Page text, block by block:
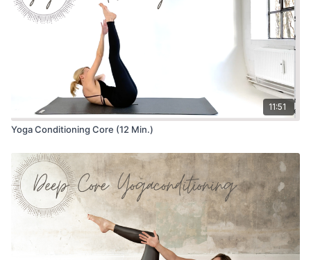
11:51
Yoga Conditioning Core (12 Min.)